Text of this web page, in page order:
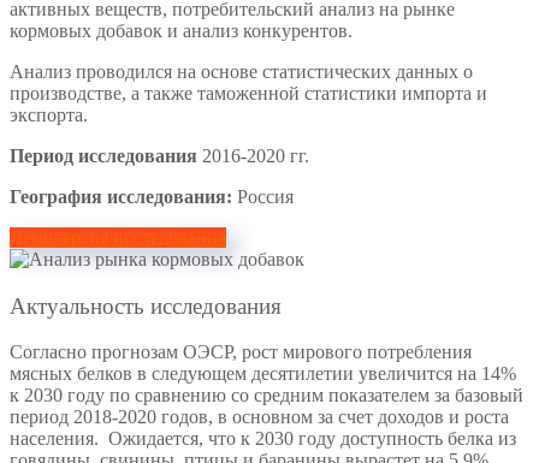
активных веществ, потребительский анализ на рынке
кормовых добавок и анализ конкурентов.
Анализ проводился на основе статистических данных о
производстве, а также таможенной статистики импорта и
экспорта.
Период исследования 2016-2020 гг.
География исследования: Россия
Демоверсия исследования
Актуальность исследования
Согласно прогнозам ОЭСР, рост мирового потребления
мясных белков в следующем десятилетии увеличится на 14%
к 2030 году по сравнению со средним показателем за базовый
период 2018-2020 годов, в основном за счет доходов и роста
населения. Ожидается, что к 2030 году доступность белка из